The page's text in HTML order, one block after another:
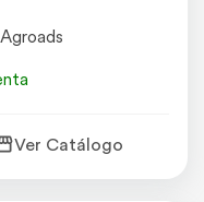
Ver Catálogo